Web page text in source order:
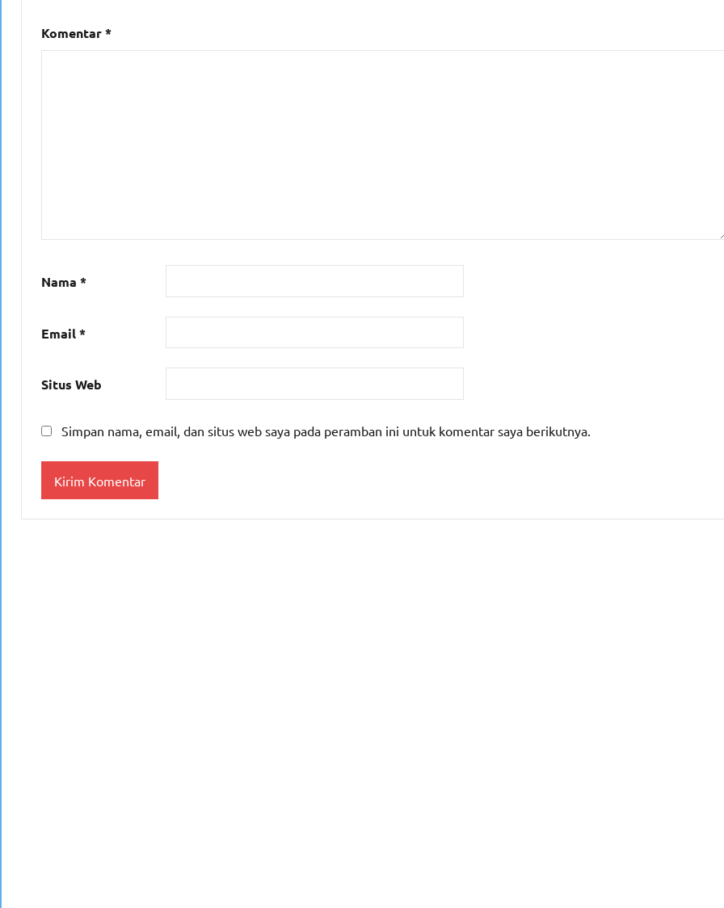
Komentar*
Nama *
Email*
Situs Web
Simpan nama, email, dan situs web saya pada peramban ini untuk komentar saya berikutnya.